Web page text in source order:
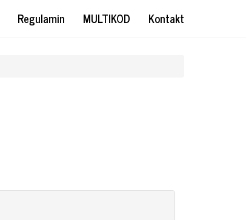
Regulamin MULTIKOD Kontakt